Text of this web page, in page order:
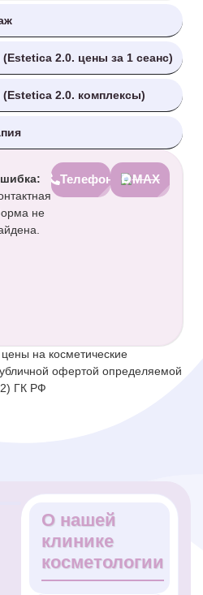
2.0. цены за 1 сеанс)
2.0. комплексы)
не
Телефон MAX
на косметические
офертой определяемой
ГК РФ
О нашей
клинике
косметологии